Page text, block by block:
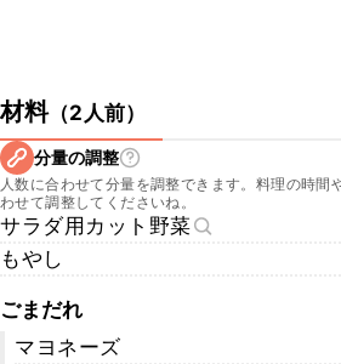
材料（2人前）
分量の調整
人数に合わせて分量を調整できます。料理の時間
わせて調整してくださいね。
サラダ用カット野菜
もやし
ごまだれ
マヨネーズ